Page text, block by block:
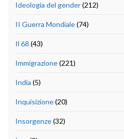
Ideologia del gender(212)
II Guerra Mondiale(74)
Il 68 (43)
Immigrazione(221)
India (5)
Inquisizione(20)
Insorgenze(32)